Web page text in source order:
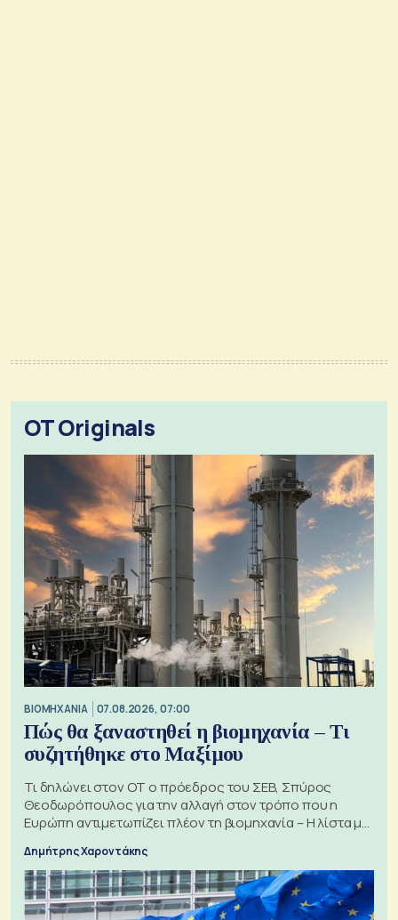
OT Originals
ΒΙΟΜΗΧΑΝΙΑ 07.08.2026, 07:00
Πώς θα ξαναστηθεί η βιομηχανία – Τι
συζητήθηκε στο Μαξίμου
Τι δηλώνει στον ΟΤ ο πρόεδρος του ΣΕΒ, Σπύρος
Θεοδωρόπουλος για την αλλαγή στον τρόπο που η
Ευρώπη αντιμετωπίζει πλέον τη βιομηχανία – Η λίστα με
Δημήτρης Χαροντάκης